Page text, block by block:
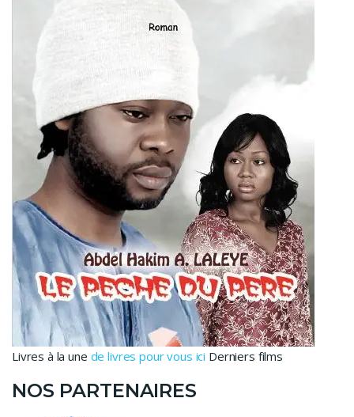
Livres à la une de livres pour vous ici Derniers films
NOS PARTENAIRES